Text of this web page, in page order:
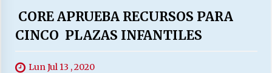
CORE APRUEBA RECURSOS PARA
CINCO PLAZAS INFANTILES
Lun Jul 13 , 2020